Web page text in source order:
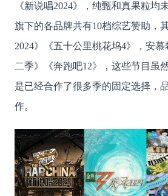
《新说唱2024》，纯甄和真果粒均
旗下的各品牌共有10档综艺赞助，
2024》《五十公里桃花坞4》，安
二季》《奔跑吧12》，这些节目虽
是已经合作了很多季的固定选择，
作。